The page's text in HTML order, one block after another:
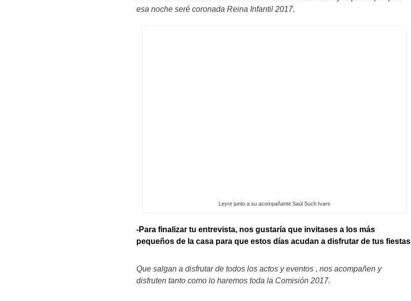
esa noche seré coronada Reina Infantil 2017.
Leyre junto a su acompañante Saúl Such Ivars
-Para finalizar tu entrevista, nos gustaría que invitases a los más
pequeños de la casa para que estos días acudan a disfrutar de tus fiestas
Que salgan a disfrutar de todos los actos y eventos , nos acompañen y
disfruten tanto como lo haremos toda la Comisión 2017.